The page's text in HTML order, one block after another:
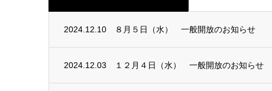
2024.12.10 ８月５日（水） 一般開放のお知らせ
2024.12.03 １２月４日（水） 一般開放のお知らせ